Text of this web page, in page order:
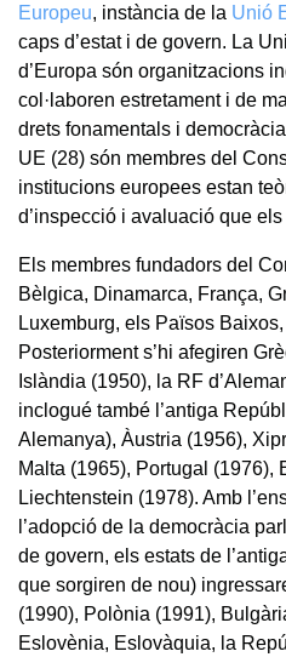
Europeu, instància de la Unió
caps d’estat i de govern. La
d’Europa són organitzacions
col·laboren estretament i de
drets fonamentals i
UE (28) són membres del
institucions europees estan
d’inspecció i avaluació que
Els membres fundadors del
Bèlgica, Dinamarca, França,
Luxemburg, els Països
Posteriorment s’hi afegiren
Islàndia (1950), la RF
inclogué també l’antiga
Alemanya), Àustria (1956),
Malta (1965), Portugal (1976),
Liechtenstein (1978). Amb
l’adopció de la democràcia
de govern, els estats de
que sorgiren de nou)
(1990), Polònia (1991),
Eslovènia, Eslovàquia, la